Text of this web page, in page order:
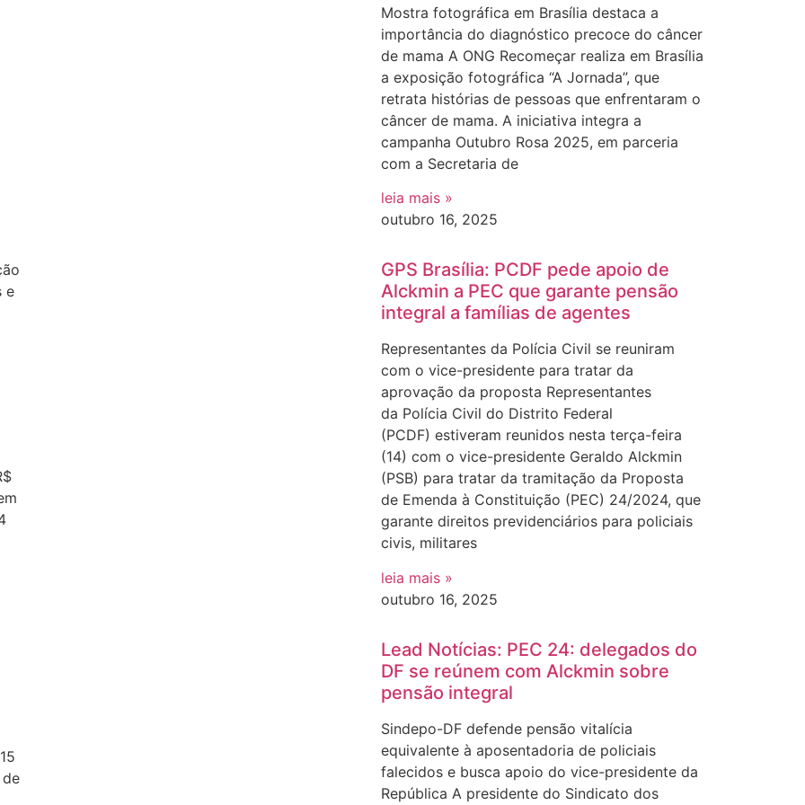
e
Mostra fotográfica em Brasília destaca a
importância do diagnóstico precoce do câncer
de mama A ONG Recomeçar realiza em Brasília
a exposição fotográfica “A Jornada”, que
retrata histórias de pessoas que enfrentaram o
câncer de mama. A iniciativa integra a
campanha Outubro Rosa 2025, em parceria
com a Secretaria de
leia mais »
outubro 16, 2025
GPS Brasília: PCDF pede apoio de
Alckmin a PEC que garante pensão
integral a famílias de agentes
Representantes da Polícia Civil se reuniram
com o vice-presidente para tratar da
aprovação da proposta Representantes
da Polícia Civil do Distrito Federal
(PCDF) estiveram reunidos nesta terça-feira
(14) com o vice-presidente Geraldo Alckmin
(PSB) para tratar da tramitação da Proposta
de Emenda à Constituição (PEC) 24/2024, que
garante direitos previdenciários para policiais
civis, militares
leia mais »
outubro 16, 2025
Lead Notícias: PEC 24: delegados do
DF se reúnem com Alckmin sobre
pensão integral
Sindepo-DF defende pensão vitalícia
equivalente à aposentadoria de policiais
falecidos e busca apoio do vice-presidente da
República A presidente do Sindicato dos